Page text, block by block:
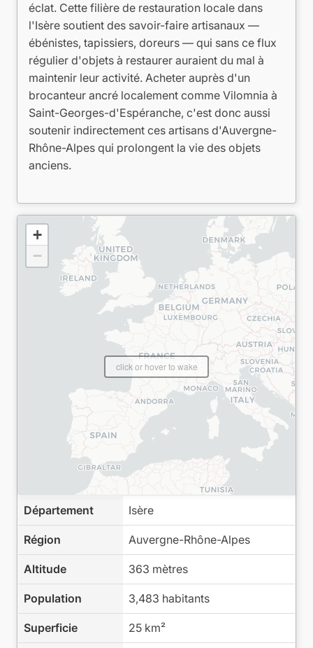
éclat. Cette filière de restauration locale dans
l'Isère soutient des savoir-faire artisanaux —
ébénistes, tapissiers, doreurs — qui sans ce flux
régulier d'objets à restaurer auraient du mal à
maintenir leur activité. Acheter auprès d'un
brocanteur ancré localement comme Vilomnia à
Saint-Georges-d'Espéranche, c'est donc aussi
soutenir indirectement ces artisans d'Auvergne-
Rhône-Alpes qui prolongent la vie des objets
anciens.
+
−
click or hover to wake
Département Isère
Région Auvergne-Rhône-Alpes
Altitude 363 mètres
Population 3,483 habitants
Superficie 25 km²